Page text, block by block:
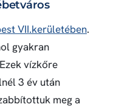
VII.kerületében.
gyakran
vízkőre
3 év után
meg a